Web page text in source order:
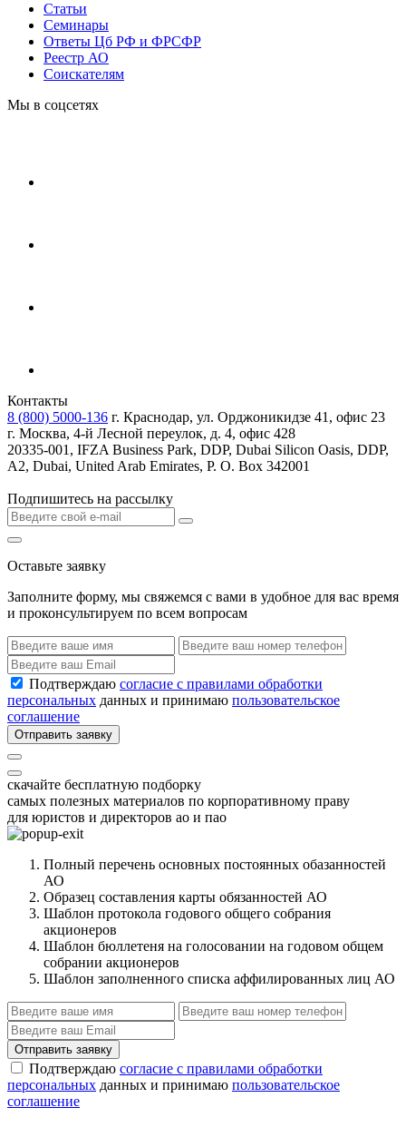
Статьи
Cеминары
Ответы Цб РФ и ФРСФР
Реестр АО
Соискателям
Мы в соцсетях
Контакты
8 (800) 5000-136 г. Краснодар, ул. Орджоникидзе 41, офис 23
г. Москва, 4-й Лесной переулок, д. 4, офис 428
20335-001, IFZA Business Park, DDP, Dubai Silicon Oasis, DDP,
A2, Dubai, United Arab Emirates, P. O. Box 342001
Подпишитесь на рассылку
Оставьте заявку
Заполните форму, мы свяжемся с вами в удобное для вас время
и проконсультируем по всем вопросам
Подтверждаю согласие с правилами обработки
персональных данных и принимаю пользовательское
соглашение
Отправить заявку
скачайте бесплатную подборку
самых полезных материалов по корпоративному праву
для юристов и директоров ао и пао
Полный перечень основных постоянных обазанностей
АО
Образец составления карты обязанностей АО
Шаблон протокола годового общего собрания
акционеров
Шаблон бюллетеня на голосовании на годовом общем
собрании акционеров
Шаблон заполненного списка аффилированных лиц АО
Отправить заявку
Подтверждаю согласие с правилами обработки
персональных данных и принимаю пользовательское
соглашение